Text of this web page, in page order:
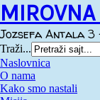
Jozsefa Antala
Traži...
Naslovnica
O nama
Kako smo nastali